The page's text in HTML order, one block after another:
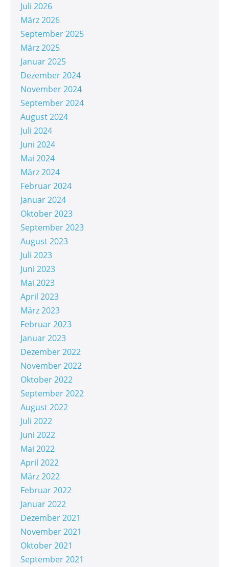
Juli 2026
März 2026
September 2025
März 2025
Januar 2025
Dezember 2024
November 2024
September 2024
August 2024
Juli 2024
Juni 2024
Mai 2024
März 2024
Februar 2024
Januar 2024
Oktober 2023
September 2023
August 2023
Juli 2023
Juni 2023
Mai 2023
April 2023
März 2023
Februar 2023
Januar 2023
Dezember 2022
November 2022
Oktober 2022
September 2022
August 2022
Juli 2022
Juni 2022
Mai 2022
April 2022
März 2022
Februar 2022
Januar 2022
Dezember 2021
November 2021
Oktober 2021
September 2021